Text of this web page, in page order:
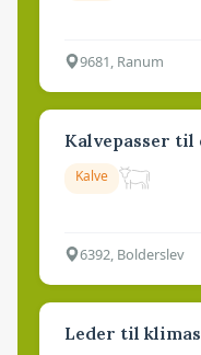
9681, Ranum
Kalvepasser til
Kalve
6392, Bolderslev
Leder til